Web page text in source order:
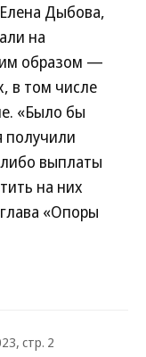
Дыбова,
на
образом —
в том числе
«Было бы
получили
выплаты
на них
«Опоры
стр. 2